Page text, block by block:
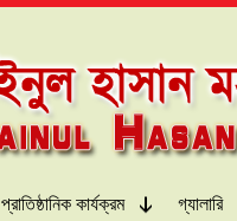
প্রাতিষ্ঠানিক কার্যক্রম গ্যালারি